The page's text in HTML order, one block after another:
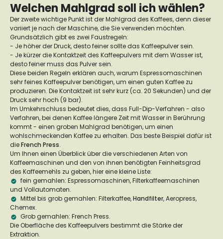
Welchen Mahlgrad soll ich wählen?
Der zweite wichtige Punkt ist der Mahlgrad des Kaffees, denn dieser
variiert je nach der Maschine, die Sie verwenden möchten.
Grundsätzlich gibt es zwei Faustregeln:
- Je höher der Druck, desto feiner sollte das Kaffeepulver sein.
- Je kürzer die Kontaktzeit des Kaffeepulvers mit dem Wasser ist,
desto feiner muss das Pulver sein.
Diese beiden Regeln erklären auch, warum Espressomaschinen
sehr feines Kaffeepulver benötigen, um einen guten Kaffee zu
produzieren. Die Kontaktzeit ist sehr kurz (ca. 20 Sekunden) und der
Druck sehr hoch (9 bar).
Im Umkehrschluss bedeutet dies, dass Full-Dip-Verfahren - also
Verfahren, bei denen Kaffee längere Zeit mit Wasser in Berührung
kommt - einen groben Mahlgrad benötigen, um einen
wohlschmeckenden Kaffee zu erhalten. Das beste Beispiel dafür ist
dieFrench Press.
Um Ihnen einen Überblick über die verschiedenen Arten von
Kaffeemaschinen und den von ihnen benötigten Feinheitsgrad
des Kaffeemehls zu geben, hier eine kleine Liste:
fein gemahlen: Espressomaschinen, Filterkaffeemaschinen
und Vollautomaten.
Mittel bis grob gemahlen: Filterkaffee,Handfilter, Aeropress,
Chemex.
Grob gemahlen: French Press.
Die Oberfläche des Kaffeepulvers bestimmt die Stärke der
Extraktion.